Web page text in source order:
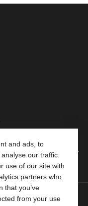
and ads, to
our traffic.
use of our site with
partners who
that you’ve
from your use
on tapauksen
symboleista